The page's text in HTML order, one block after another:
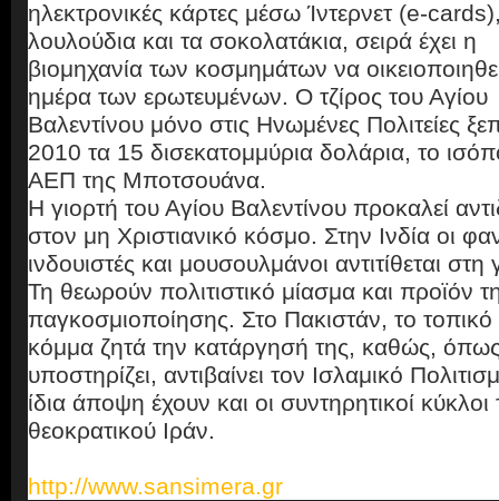
ηλεκτρονικές κάρτες μέσω Ίντερνετ (e-
λουλούδια και τα σοκολατάκια, σειρά έχει η
βιομηχανία των κοσμημάτων να
ημέρα των ερωτευμένων. Ο τζίρος του Αγίου
Βαλεντίνου μόνο στις Ηνωμένες Πολιτείες
2010 τα 15 δισεκατομμύρια δολάρια, το
ΑΕΠ της Μποτσουάνα.
Η γιορτή του Αγίου Βαλεντίνου προκαλεί
στον μη Χριστιανικό κόσμο. Στην Ινδία οι
ινδουιστές και μουσουλμάνοι αντιτίθεται στη
Τη θεωρούν πολιτιστικό μίασμα και προϊόν
παγκοσμιοποίησης. Στο Πακιστάν, το τοπικό
κόμμα ζητά την κατάργησή της, καθώς,
υποστηρίζει, αντιβαίνει τον Ισλαμικό
ίδια άποψη έχουν και οι συντηρητικοί κύκλοι
θεοκρατικού Ιράν.
http://www.sansimera.gr